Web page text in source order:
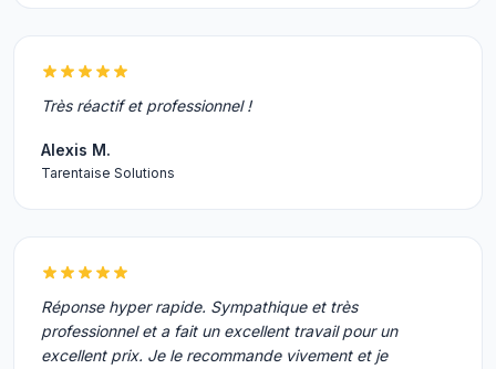
Très réactif et professionnel !
Alexis M.
Tarentaise Solutions
Réponse hyper rapide. Sympathique et très
professionnel et a fait un excellent travail pour un
excellent prix. Je le recommande vivement et je